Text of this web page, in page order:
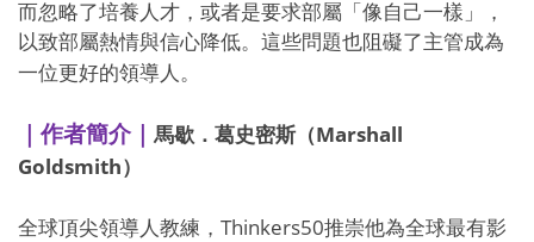
而忽略了培養人才，或者是要求部屬「像自己一樣」，
以致部屬熱情與信心降低。這些問題也阻礙了主管成為
一位更好的領導人。
｜作者簡介｜ 馬歇．葛史密斯（Marshall
Goldsmith）
全球頂尖領導人教練， Thinkers50推崇他為全球最有影